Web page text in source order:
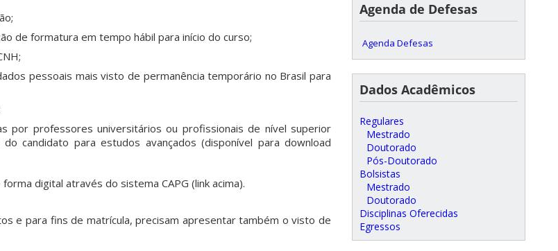
de formatura em tempo hábil para início do curso;
pessoais mais visto de permanência temporário no Brasil para
por professores universitários ou profissionais de nível superior
candidato para estudos avançados (disponível para download
digital através do sistema CAPG (link acima).
e para fins de matrícula, precisam apresentar também o visto de
Agenda de Defesas
Agenda Defesas
Dados Acadêmicos
Regulares
Mestrado
Doutorado
Pós-Doutorado
Bolsistas
Mestrado
Doutorado
Disciplinas Oferecidas
Egressos